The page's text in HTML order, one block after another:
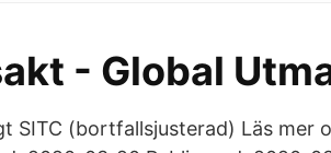
- Global
SITC (bortfallsjusterad) Läs mer